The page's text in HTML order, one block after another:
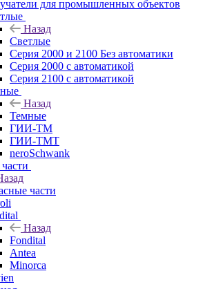
для промышленных объектов
Назад
Светлые
Серия 2000 и 2100 Без автоматики
Серия 2000 с автоматикой
Серия 2100 с автоматикой
Назад
Темные
ГИИ-ТМ
ГИИ-ТМТ
neroSchwank
части
Назад
Fondital
Antea
Minorca